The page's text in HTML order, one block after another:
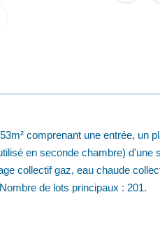
comprenant une entrée, un
en seconde chambre) d'une
collectif gaz, eau chaude
de lots principaux : 201.